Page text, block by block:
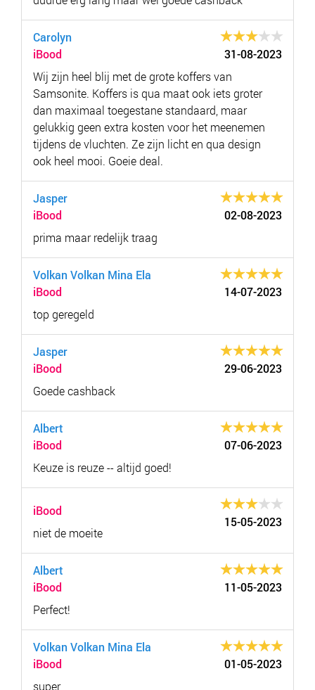
Carolyn
iBood
31-08-2023
Wij zijn heel blij met de grote koffers van
Samsonite. Koffers is qua maat ook iets groter
dan maximaal toegestane standaard, maar
gelukkig geen extra kosten voor het meenemen
tijdens de vluchten. Ze zijn licht en qua design
ook heel mooi. Goeie deal.
Jasper
iBood
02-08-2023
prima maar redelijk traag
Volkan Volkan Mina Ela
iBood
14-07-2023
top geregeld
Jasper
iBood
29-06-2023
Goede cashback
Albert
iBood
07-06-2023
Keuze is reuze -- altijd goed!
iBood
15-05-2023
niet de moeite
Albert
iBood
11-05-2023
Perfect!
Volkan Volkan Mina Ela
iBood
01-05-2023
super